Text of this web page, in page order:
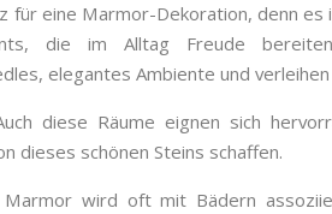
für eine Marmor-Dekoration, denn
die im Alltag Freude
elegantes Ambiente und
diese Räume eignen sich
dieses schönen Steins schaffen.
Marmor wird oft mit Bädern